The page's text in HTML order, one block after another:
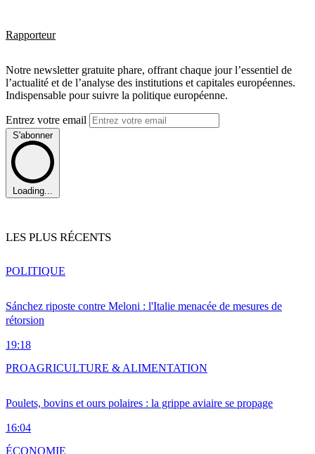
Rapporteur
Notre newsletter gratuite phare, offrant chaque jour l’essentiel de
l’actualité et de l’analyse des institutions et capitales européennes.
Indispensable pour suivre la politique européenne.
Entrez votre email
S'abonner
Loading...
LES PLUS RÉCENTS
Sánchez riposte contre Meloni : l'Italie menacée de mesures de
rétorsion
19:18
POLITIQUE
Poulets, bovins et ours polaires : la grippe aviaire se propage
16:04
PROAGRICULTURE & ALIMENTATION
ÉCONOMIE